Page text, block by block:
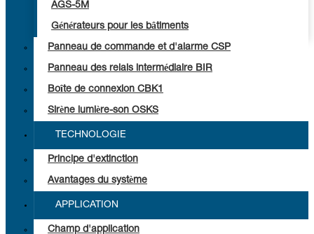
AGS-5M
Générateurs pour les bâtiments
Panneau de commande et d'alarme CSP
Panneau des relais intermédiaire BIR
Boîte de connexion СВК1
Sirène lumière-son OSKS
TECHNOLOGIE
Principe d'extinction
Avantages du système
APPLICATION
Champ d'application